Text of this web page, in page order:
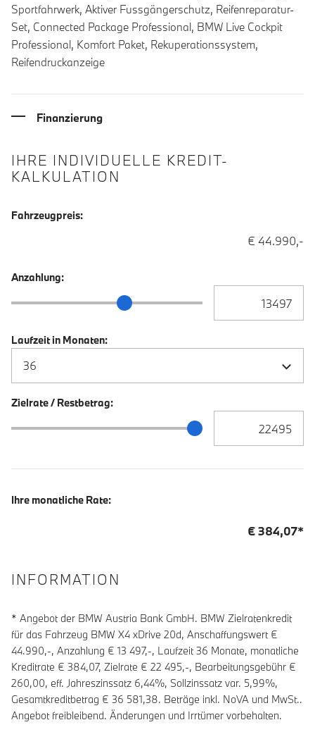
Sportfahrwerk, Aktiver Fussgängerschutz, Reifenreparatur-
Set, Connected Package Professional, BMW Live Cockpit
Professional, Komfort Paket, Rekuperationssystem,
Reifendruckanzeige
Finanzierung
IHRE INDIVIDUELLE KREDIT-
KALKULATION
Fahrzeugpreis:
€ 44.990,-
Anzahlung:
Anzahlung Schieberegler
Laufzeit in Monaten:
Zielrate / Restbetrag:
Zielrate / Restbetrag Schieberegler
Ihre monatliche Rate:
€384,07*
INFORMATION
* Angebot der BMW Austria Bank GmbH. BMW Zielratenkredit
für das Fahrzeug BMW X4 xDrive 20d, Anschaffungswert €
44.990,-, Anzahlung € 13 497,-, Laufzeit36 Monate, monatliche
Kreditrate € 384,07, Zielrate € 22 495,-, Bearbeitungsgebühr €
260,00, eff. Jahreszinssatz 6,44%, Sollzinssatz var. 5,99%,
Gesamtkreditbetrag € 36 581,38. Beträge inkl. NoVA und MwSt..
Angebot freibleibend. Änderungen und Irrtümer vorbehalten.